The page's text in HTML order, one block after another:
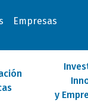
Empresas
y